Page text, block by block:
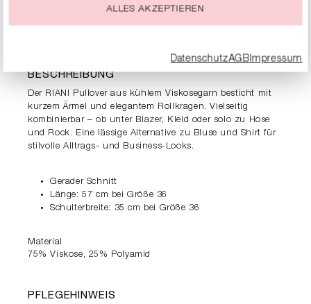
BESCHREIBUNG
Der RIANI Pullover aus kühlem Viskosegarn besticht mit
kurzem Ärmel und elegantem Rollkragen. Vielseitig
kombinierbar – ob unter Blazer, Kleid oder solo zu Hose
und Rock. Eine lässige Alternative zu Bluse und Shirt für
stilvolle Alltrags- und Business-Looks.
Gerader Schnitt
Länge: 57 cm bei Größe 36
Schulterbreite: 35 cm bei Größe 36
Material
75% Viskose, 25% Polyamid
PFLEGEHINWEIS
ALLES AKZEPTIEREN
DatenschutzAGBImpressum